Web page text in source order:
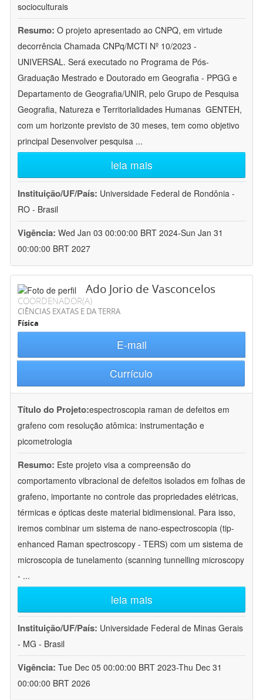
socioculturais
Resumo: O projeto apresentado ao CNPQ, em virtude
decorrência Chamada CNPq/MCTI Nº 10/2023 -
UNIVERSAL. Será executado no Programa de Pós-
Graduação Mestrado e Doutorado em Geografia - PPGG e
Departamento de Geografia/UNIR, pelo Grupo de Pesquisa
Geografia, Natureza e Territorialidades Humanas  GENTEH,
com um horizonte previsto de 30 meses, tem como objetivo
principal Desenvolver pesquisa ...
leia mais
Instituição/UF/País: Universidade Federal de Rondônia -
RO - Brasil
Vigência: Wed Jan 03 00:00:00 BRT 2024-Sun Jan 31
00:00:00 BRT 2027
Ado Jorio de Vasconcelos
COORDENADOR(A)
CIÊNCIAS EXATAS E DA TERRA
Física
E-mail
Currículo
Título do Projeto:espectroscopia raman de defeitos em
grafeno com resolução atômica: instrumentação e
picometrologia
Resumo: Este projeto visa a compreensão do
comportamento vibracional de defeitos isolados em folhas de
grafeno, importante no controle das propriedades elétricas,
térmicas e ópticas deste material bidimensional. Para isso,
iremos combinar um sistema de nano-espectroscopia (tip-
enhanced Raman spectroscopy - TERS) com um sistema de
microscopia de tunelamento (scanning tunnelling microscopy
- ...
leia mais
Instituição/UF/País: Universidade Federal de Minas Gerais
- MG - Brasil
Vigência: Tue Dec 05 00:00:00 BRT 2023-Thu Dec 31
00:00:00 BRT 2026